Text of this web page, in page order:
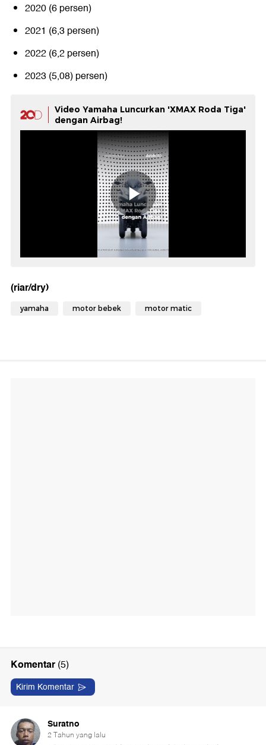
2020 (6 persen)
2021 (6,3 persen)
2022 (6,2 persen)
2023 (5,08) persen)
Video Yamaha Luncurkan 'XMAX Roda Tiga'
dengan Airbag!
(riar/dry)
yamaha motor bebek motor matic